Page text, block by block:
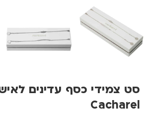
סט צמידי כסף עדינים
Cacharel